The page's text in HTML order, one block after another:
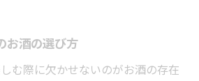
話を盛り上げる焼き鳥の魅力
お酒の選び方
む際に欠かせないのがお酒の存在